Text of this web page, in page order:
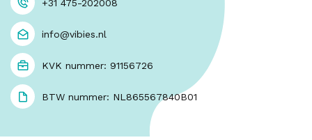
+31 475-202008
info@vibies.nl
KVK nummer: 91156726
BTW nummer: NL865567840B01